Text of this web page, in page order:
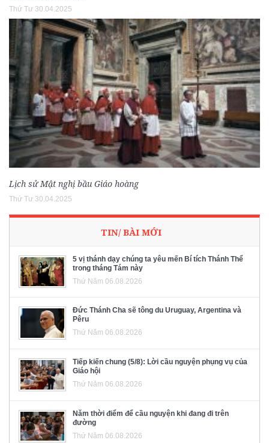
Thứ Tư 30.04.2025
Lịch sử Mật nghị bầu Giáo hoàng
Thứ Tư 30.04.2025
TIN/ BÀI MỚI
5 vị thánh dạy chúng ta yêu mến Bí tích Thánh Thể
trong tháng Tám này
Thứ Năm 06.08.2026
Đức Thánh Cha sẽ tông du Uruguay, Argentina và
Pêru
Thứ Năm 06.08.2026
Tiếp kiến chung (5/8): Lời cầu nguyện phụng vụ của
Giáo hội
Thứ Năm 06.08.2026
Năm thời điểm để cầu nguyện khi đang đi trên
đường
Thứ Năm 06.08.2026